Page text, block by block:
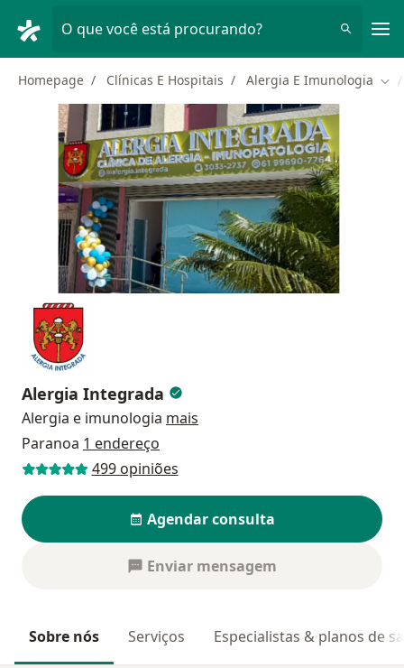
O que você está procurando?
Homepage Clínicas E Hospitais Alergia E Imunologia
Alergia Integrada
Alergia e imunologia mais
Paranoa 1 endereço
499 opiniões
Agendar consulta
Enviar mensagem
Sobre nós Serviços Especialistas & planos de